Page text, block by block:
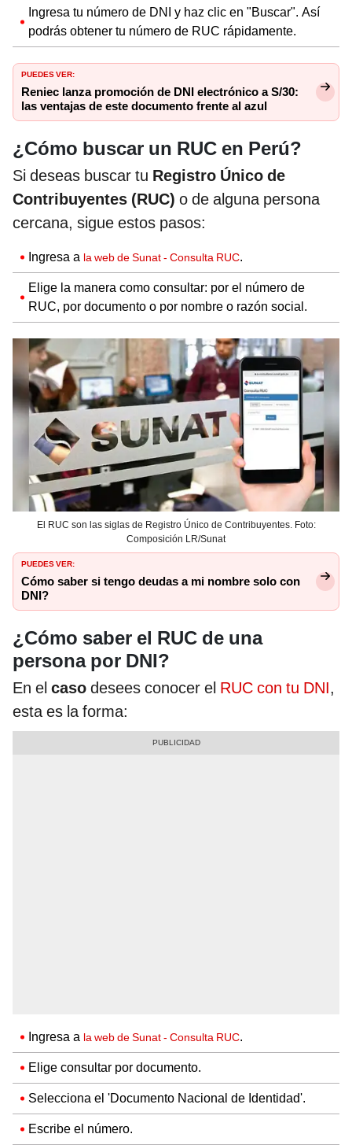
Ingresa tu número de DNI y haz clic en "Buscar". Así
podrás obtener tu número de RUC rápidamente.
PUEDES VER:
Reniec lanza promoción de DNI electrónico a S/30:
las ventajas de este documento frente al azul
¿Cómo buscar un RUC en Perú?
Si deseas buscar tu Registro Único de
Contribuyentes (RUC) o de alguna persona
cercana, sigue estos pasos:
Ingresa a la web de Sunat - Consulta RUC.
Elige la manera como consultar: por el número de
RUC, por documento o por nombre o razón social.
El RUC son las siglas de Registro Único de Contribuyentes. Foto:
Composición LR/Sunat
PUEDES VER:
Cómo saber si tengo deudas a mi nombre solo con
DNI?
¿Cómo saber el RUC de una
persona por DNI?
En el caso desees conocer el RUC con tu DNI,
esta es la forma:
Ingresa a la web de Sunat - Consulta RUC.
Elige consultar por documento.
Selecciona el 'Documento Nacional de Identidad'.
Escribe el número.